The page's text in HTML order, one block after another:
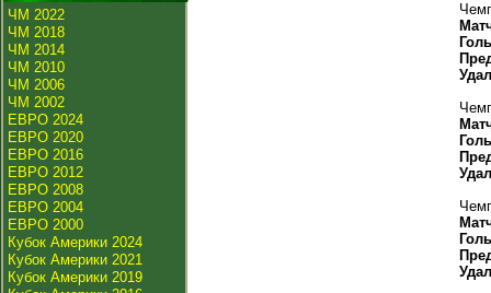
ЧМ 2022
ЧМ 2018
ЧМ 2014
ЧМ 2010
ЧМ 2006
ЧМ 2002
ЕВРО 2024
ЕВРО 2020
ЕВРО 2016
ЕВРО 2012
ЕВРО 2008
ЕВРО 2004
ЕВРО 2000
Кубок Америки 2024
Кубок Америки 2021
Кубок Америки 2019